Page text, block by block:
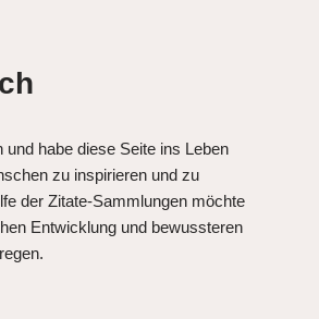
und habe diese Seite ins Leben
zu inspirieren und zu
der Zitate-Sammlungen möchte
Entwicklung und bewussteren